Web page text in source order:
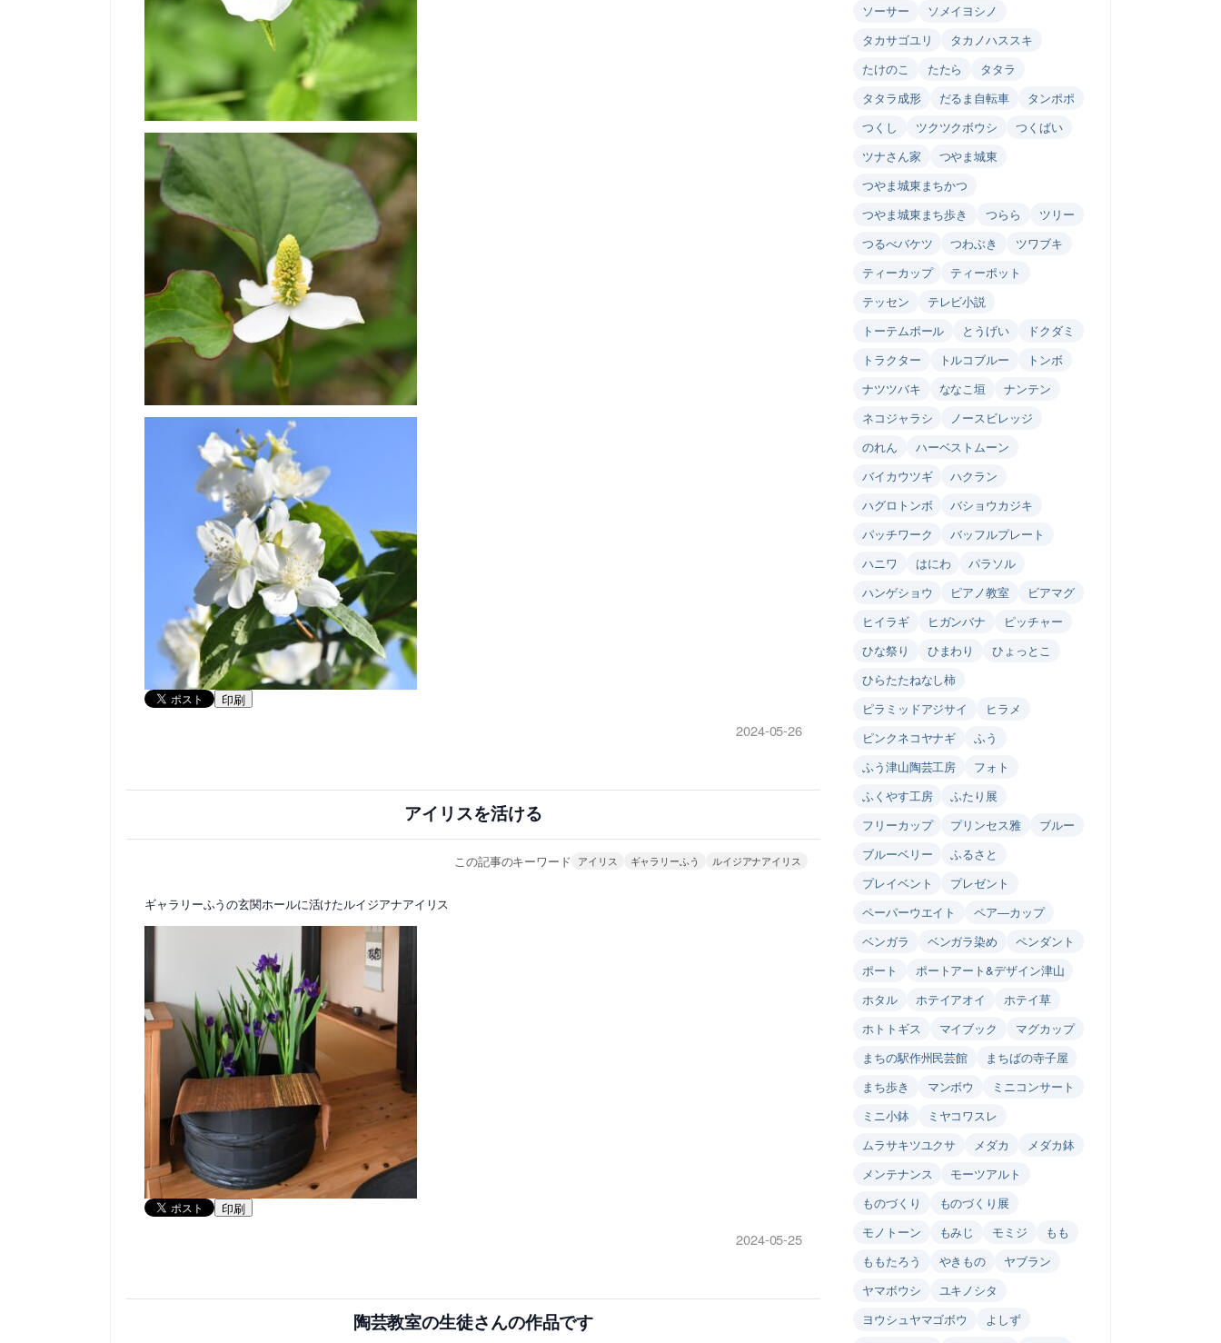
印刷
2024-05-26
アイリスを活ける
この記事のキーワード アイリス ギャラリーふう ルイジアナアイリス
ギャラリーふうの玄関ホールに活けたルイジアナアイリス
印刷
2024-05-25
陶芸教室の生徒さんの作品です
ソーサー
ソメイヨシノ
タカサゴユリ
タカノハススキ
たけのこ
たたら
タタラ
タタラ成形
だるま自転車
タンポポ
つくし
ツクツクボウシ
つくばい
ツナさん家
つやま城東
つやま城東まちかつ
つやま城東まち歩き
つらら
ツリー
つるべバケツ
つわぶき
ツワブキ
ティーカップ
ティーポット
テッセン
テレビ小説
トーテムポール
とうげい
ドクダミ
トラクター
トルコブルー
トンボ
ナツツバキ
ななこ垣
ナンテン
ネコジャラシ
ノースビレッジ
のれん
ハーベストムーン
バイカウツギ
ハクラン
ハグロトンボ
バショウカジキ
パッチワーク
バッフルプレート
ハニワ
はにわ
パラソル
ハンゲショウ
ピアノ教室
ビアマグ
ヒイラギ
ヒガンバナ
ピッチャー
ひな祭り
ひまわり
ひょっとこ
ひらたたねなし柿
ピラミッドアジサイ
ヒラメ
ピンクネコヤナギ
ふう
ふう津山陶芸工房
フォト
ふくやす工房
ふたり展
フリーカップ
プリンセス雅
ブルー
ブルーベリー
ふるさと
プレイベント
プレゼント
ペーパーウエイト
ペア―カップ
ベンガラ
ベンガラ染め
ペンダント
ポート
ポートアート&デザイン津山
ホタル
ホテイアオイ
ホテイ草
ホトトギス
マイブック
マグカップ
まちの駅作州民芸館
まちばの寺子屋
まち歩き
マンボウ
ミニコンサート
ミニ小鉢
ミヤコワスレ
ムラサキツユクサ
メダカ
メダカ鉢
メンテナンス
モーツアルト
ものづくり
ものづくり展
モノトーン
もみじ モミジ
もも
ももたろう
やきもの
ヤブラン
ヤマボウシ
ユキノシタ
ヨウシュヤマゴボウ
よしず